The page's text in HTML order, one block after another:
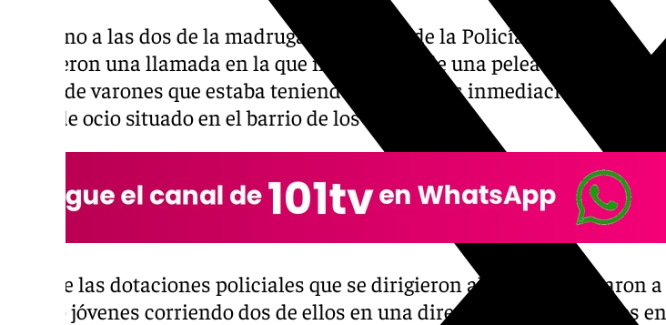
En torno a las dos de la madrugada, agentes de la Policía Nacional
recibieron una llamada en la que informaban de una pelea entre un
grupo de varones que estaba teniendo lugar en las inmediaciones de un
local de ocio situado en el barrio de los Doctores.
Una de las dotaciones policiales que se dirigieron al lugar, observaron a
cuatro jóvenes corriendo dos de ellos en una dirección y los otros dos en